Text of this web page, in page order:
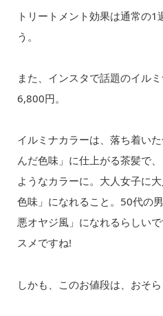
トリートメント効果は通常の
う。
また、インスタで話題のイル
6,800円。
イルミナカラーは、落ち着い
んだ色味」に仕上がる茶髪で
ようなカラーに。大人女子に
色味」になれること。50代の
悪オヤジ風」になれるらしい
スメですね!
しかも、このお値段は、おそら